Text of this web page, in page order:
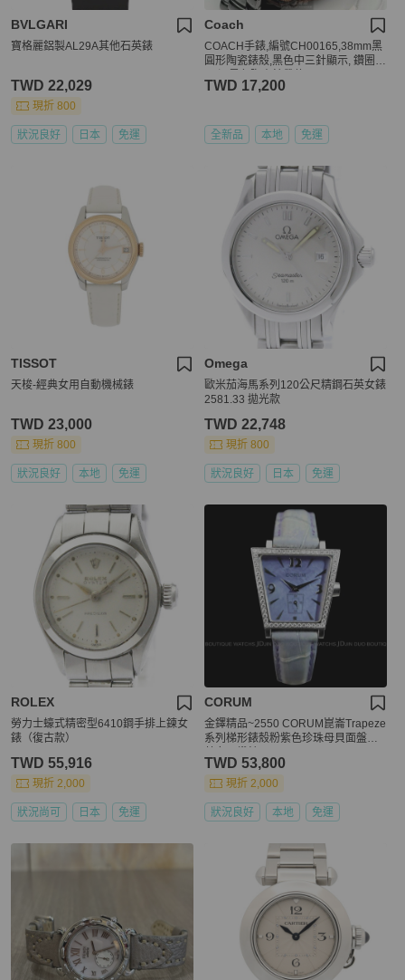
BVLGARI
寶格麗鋁製AL29A其他石英錶
TWD 22,029
現折 800
狀況良好 日本 免運
Coach
COACH手錶,編號CH00165,38mm黑
圓形陶瓷錶殼,黑色中三針顯示, 鑽圈錶
TWD 17,200
全新品 本地 免運
TISSOT
天梭-經典女用自動機械錶
TWD 23,000
現折 800
狀況良好 本地 免運
Omega
歐米茄海馬系列120公尺精鋼石英女錶
2581.33 拋光款
TWD 22,748
現折 800
狀況良好 日本 免運
ROLEX
勞力士蠔式精密型6410鋼手排上鍊女
錶（復古款）
TWD 55,916
現折 2,000
狀況尚可 日本 免運
CORUM
金鐸精品~2550 CORUM崑崙Trapeze
系列梯形錶殼粉紫色珍珠母貝面盤石
TWD 53,800
現折 2,000
狀況良好 本地 免運